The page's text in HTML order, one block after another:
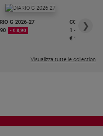
G 2026-27
- € 8,90
COLLANA
1 - 2
€ 18,50
❯
Visualizza tutte le collection